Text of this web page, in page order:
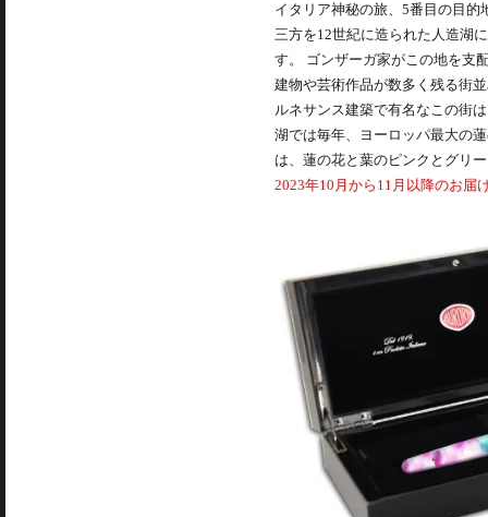
イタリア神秘の旅、5番目の目
三方を12世紀に造られた人造湖
す。 ゴンザーガ家がこの地を支
建物や芸術作品が数多く残る街
ルネサンス建築で有名なこの街
湖では毎年、ヨーロッパ最大の
は、蓮の花と葉のピンクとグリ
2023年10月から11月以降のお届